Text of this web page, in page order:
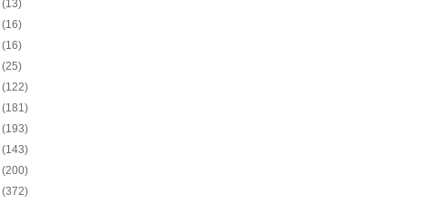
(13)
(16)
(16)
(25)
(122)
(181)
(193)
(143)
(200)
(372)